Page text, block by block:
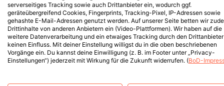
serverseitiges Tracking sowie auch Drittanbieter ein, wodurch ggf.
geräteübergreifend Cookies, Fingerprints, Tracking-Pixel, IP-Adressen sowie
gehashte E-Mail-Adressen genutzt werden. Auf unserer Seite betten wir
Drittinhalte von anderen Anbietern ein (Video-Plattformen). Wir haben auf die
weitere Datenverarbeitung und ein etwaiges Tracking durch den Drittanbieter
keinen Einfluss. Mit deiner Einstellung willigst du in die oben beschriebenen
Vorgänge ein. Du kannst deine Einwilligung (z. B. im Footer unter „Privacy-
Einstellungen“) jederzeit mit Wirkung für die Zukunft widerrufen. (BoD-